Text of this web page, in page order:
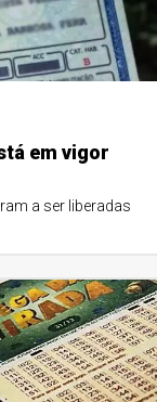
em vigor
a ser liberadas